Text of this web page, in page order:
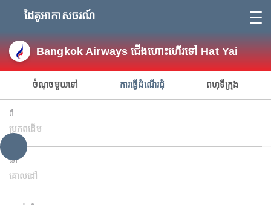
ដៃគូអាកាសចរណ៍
Bangkok Airways ជើងហោះហើរទៅ Hat Yai
ចំណុចមួយទៅ ការធ្វើដំណើរជុំ ពហុទីក្រុង
ពី
ប្រភពដើម
ទៅ
គោលដៅ